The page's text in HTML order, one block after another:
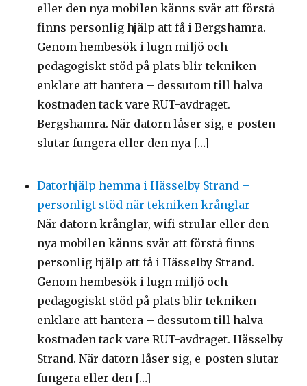
eller den nya mobilen känns svår att förstå
finns personlig hjälp att få i Bergshamra.
Genom hembesök i lugn miljö och
pedagogiskt stöd på plats blir tekniken
enklare att hantera – dessutom till halva
kostnaden tack vare RUT-avdraget.
Bergshamra. När datorn låser sig, e-posten
slutar fungera eller den nya […]
Datorhjälp hemma i Hässelby Strand –
personligt stöd när tekniken krånglar
När datorn krånglar, wifi strular eller den
nya mobilen känns svår att förstå finns
personlig hjälp att få i Hässelby Strand.
Genom hembesök i lugn miljö och
pedagogiskt stöd på plats blir tekniken
enklare att hantera – dessutom till halva
kostnaden tack vare RUT-avdraget. Hässelby
Strand. När datorn låser sig, e-posten slutar
fungera eller den […]